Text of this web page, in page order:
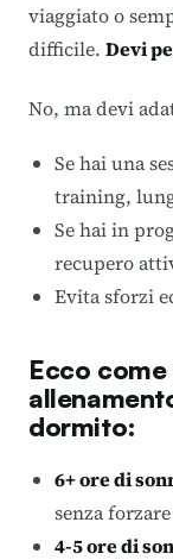
viaggiato o
difficile. Devi
No, ma devi
Se hai una
training,
Se hai in
recupero
Evita sforzi
Ecco
dormito:
6+ ore di
senza
4-5 ore di